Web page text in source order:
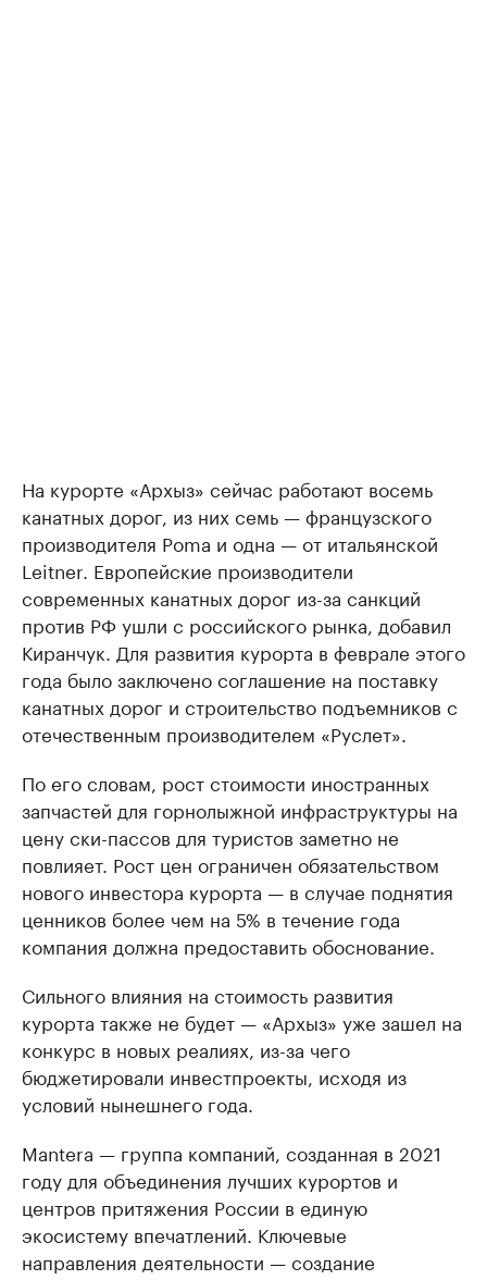
На курорте «Архыз» сейчас работают восемь
канатных дорог, из них семь — французского
производителя Poma и одна — от итальянской
Leitner. Европейские производители
современных канатных дорог из-за санкций
против РФ ушли с российского рынка, добавил
Киранчук. Для развития курорта в феврале этого
года было заключено соглашение на поставку
канатных дорог и строительство подъемников с
отечественным производителем «Руслет».
По его словам, рост стоимости иностранных
запчастей для горнолыжной инфраструктуры на
цену ски-пассов для туристов заметно не
повлияет. Рост цен ограничен обязательством
нового инвестора курорта — в случае поднятия
ценников более чем на 5% в течение года
компания должна предоставить обоснование.
Сильного влияния на стоимость развития
курорта также не будет — «Архыз» уже зашел на
конкурс в новых реалиях, из-за чего
бюджетировали инвестпроекты, исходя из
условий нынешнего года.
Mantera — группа компаний, созданная в 2021
году для объединения лучших курортов и
центров притяжения России в единую
экосистему впечатлений. Ключевые
направления деятельности — создание